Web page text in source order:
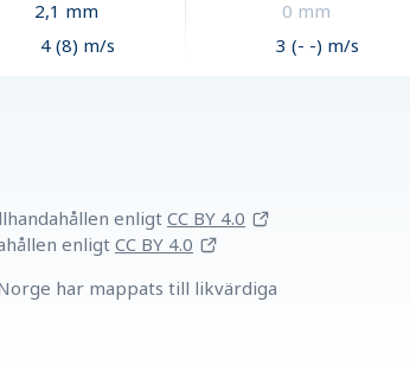
2,1 mm
4 (8) m/s
0 mm
3 (- -) m/s
enligt CC BY 4.0
enligt CC BY 4.0
har mappats till likvärdiga